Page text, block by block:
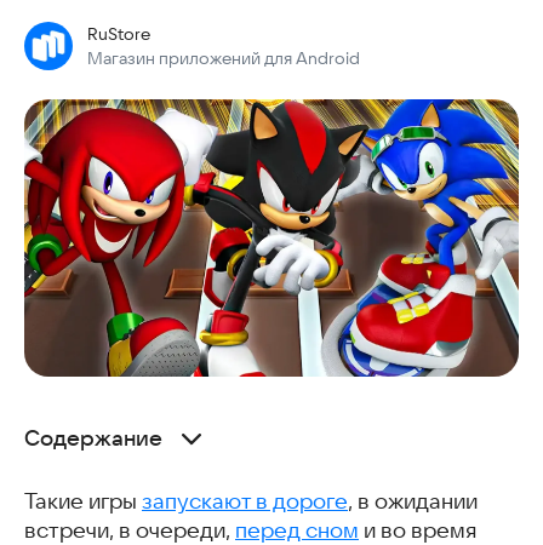
RuStore
Магазин приложений для Android
Содержание
Hill Dash Racing: Русские тачки
Sonic Subway Surfer
Такие игры запускают в дороге, в ожидании
встречи, в очереди, перед сном и во время